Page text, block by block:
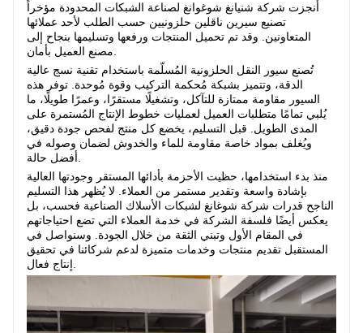
معلومات عنا
أنجزت شركة شنيانغ شوغوانغ لصناعة الشبكات المحدودة مؤخراً
تصنيع سيرين ناقلين حلزونيين حسب الطلب لأحد عملائها
المتعاونين. وقد تم تحميل المنتجات ورفعها وتسليمها بنجاح إلى
تُصنع سيور النقل الحلزونية المُسلّمة باستخدام تقنية نسج عالية
الدقة، وتتميز بشبكة مُحكمة التركيب وقوة مُوحدة. توفر هذه
السيور مقاومة ممتازة للتآكل، وتشغيلًا مستقرًا، وعمرًا طويلًا، ما
يُلبي تمامًا متطلبات العميل لعمليات خطوط الإنتاج المُستمرة على
المدى الطويل. قبل التسليم، يخضع كل منتج لفحص جودة دقيق،
ويُغلف بمواد خاصة مقاومة للماء والخدوش لضمان وصوله في
منذ بدء استخدامها، حظيت الأحزمة بأدائها المستقر وجودتها العالية
بإشادة واسعة وتقدير مستمر من العملاء. لا يُظهر هذا التسليم
الناجح قدرات شركة شوغانغ لشبكات الأسلاك الصناعية فحسب، بل
يعكس أيضًا فلسفة الشركة في خدمة العملاء التي تضع احتياجاتهم
في المقام الأول وتبني الثقة من خلال الجودة. وسنواصل في
المستقبل تقديم منتجات وخدمات متميزة لدعم شركائنا في تحقيق